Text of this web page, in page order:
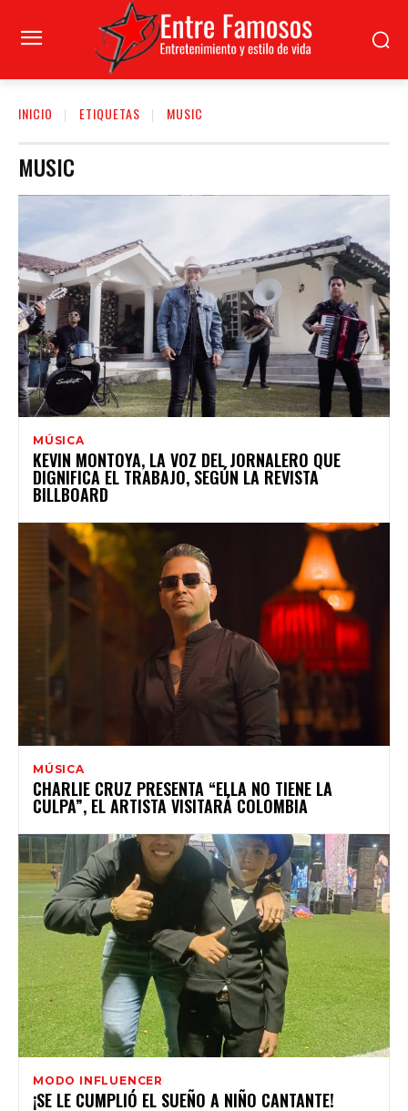
INICIO ETIQUETAS MUSIC
MUSIC
MÚSICA
KEVIN MONTOYA, LA VOZ DEL JORNALERO QUE
DIGNIFICA EL TRABAJO, SEGÚN LA REVISTA
BILLBOARD
MÚSICA
CHARLIE CRUZ PRESENTA “ELLA NO TIENE LA
CULPA”, EL ARTISTA VISITARÁ COLOMBIA
MODO INFLUENCER
¡SE LE CUMPLIÓ EL SUEÑO A NIÑO CANTANTE!